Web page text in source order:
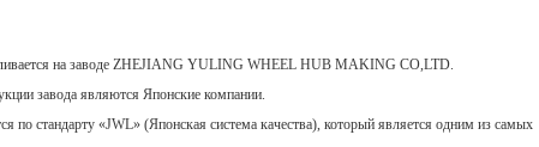
на заводе ZHEJIANG YULING WHEEL HUB MAKING CO,LTD.
завода являются Японские компании.
по стандарту «JWL» (Японская система качества), который является одним из самых